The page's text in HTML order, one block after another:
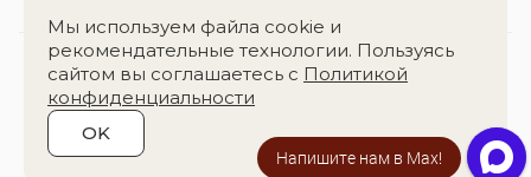
Разработка сайта:
2026 © Группа компаний«Конфаэль»
Мы используем файла cookie и
рекомендательные технологии. Пользуясь
сайтом вы соглашаетесь с Политикой
конфиденциальности
OK
Напишите нам в Max!